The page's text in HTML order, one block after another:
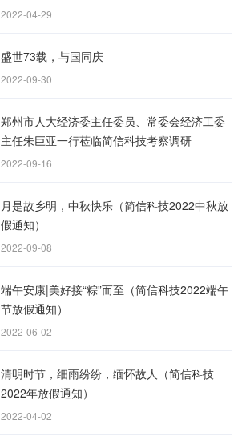
2022-04-29
盛世73载，与国同庆
2022-09-30
郑州市人大经济委主任委员、常委会经济工委
主任朱巨亚一行莅临简信科技考察调研
2022-09-16
月是故乡明，中秋快乐（简信科技2022中秋放
假通知）
2022-09-08
端午安康|美好接“粽”而至（简信科技2022端午
节放假通知）
2022-06-02
清明时节，细雨纷纷，缅怀故人（简信科技
2022年放假通知）
2022-04-02